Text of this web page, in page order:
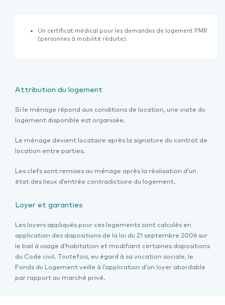
Un certificat médical pour les demandes de logement PMR
(personnes à mobilité réduite).
Attribution du logement
Si le ménage répond aux conditions de location, une visite du
logement disponible est organisée.
Le ménage devient locataire après la signature du contrat de
location entre parties.
Les clefs sont remises au ménage après la réalisation d’un
état des lieux d’entrée contradictoire du logement.
Loyer et garanties
Les loyers appliqués pour ces logements sont calculés en
application des dispositions de la loi du 21 septembre 2006 sur
le bail à usage d’habitation et modifiant certaines dispositions
du Code civil. Toutefois, eu égard à sa vocation sociale, le
Fonds du Logement veille à l’application d’un loyer abordable
par rapport au marché privé.